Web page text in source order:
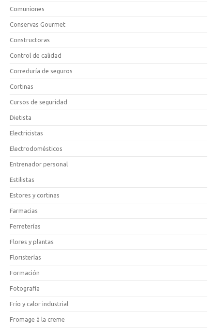
Comuniones
Conservas Gourmet
Constructoras
Control de calidad
Correduría de seguros
Cortinas
Cursos de seguridad
Dietista
Electricistas
Electrodomésticos
Entrenador personal
Estilistas
Estores y cortinas
Farmacias
Ferreterías
Flores y plantas
Floristerías
Formación
Fotografía
Frío y calor industrial
Fromage à la creme